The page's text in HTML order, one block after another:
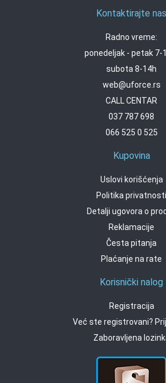
Kontaktirajte nas
Radno vreme:
ponedeljak - petak 7-
subota 8-14h
web@uforce.rs
CALL CENTAR
037 787 698
066 525 0 525
Kupovina
Uslovi korišćenja
Politika privatnosti
Detalji ugovora o
Reklamacije
Česta pitanja
Plaćanje na rate
Korisnički nalog
Registracija
Već ste registrovani?
Zaboravljena